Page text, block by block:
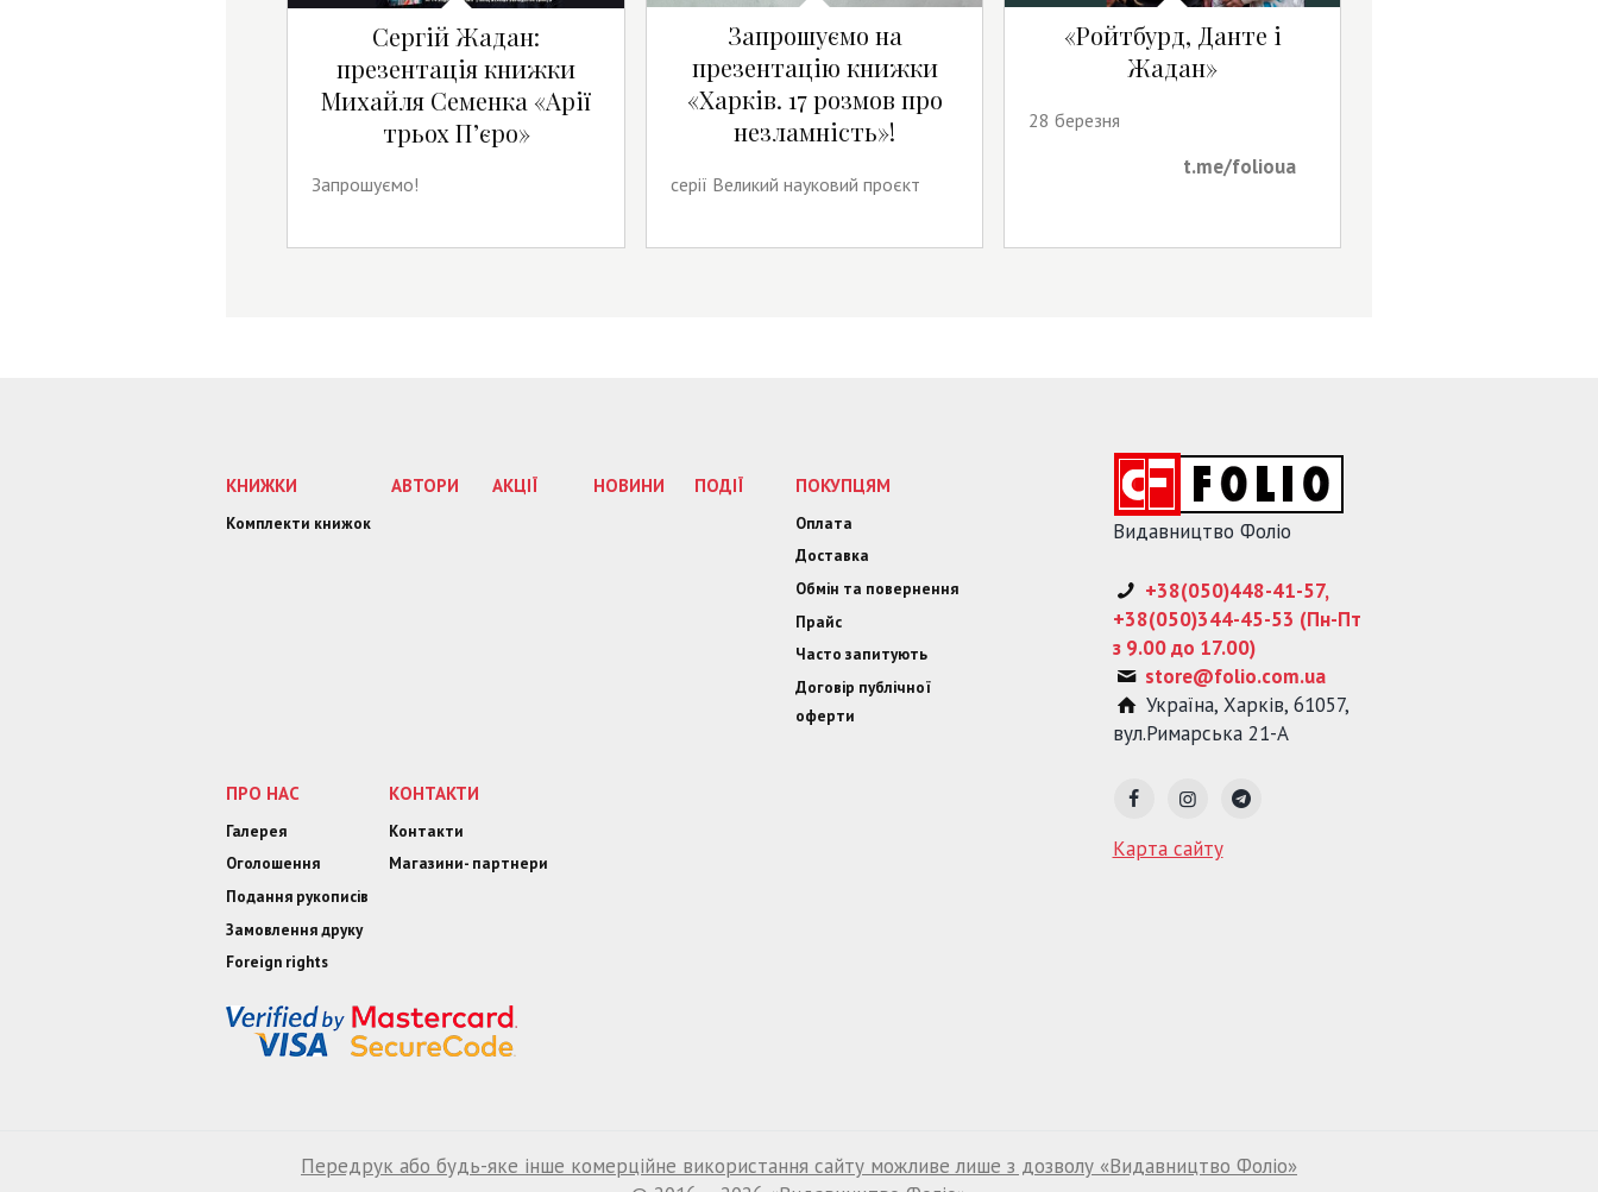
Сергій Жадан:
презентація книжки
Михайля Семенка «Арії
трьох П’єро»
Запрошуємо!
Запрошуємо на
презентацію книжки
«Харків. 17 розмов про
незламність»!
серії Великий науковий проєкт
«Ройтбурд, Данте і
Жадан»
28 березня
t.me/folioua
КНИЖКИ
Комплекти книжок
АВТОРИ АКЦІЇ НОВИНИ ПОДІЇ ПОКУПЦЯМ
Оплата
Доставка
Обмін та повернення
Прайс
Часто запитують
Договір публічної
оферти
ПРО НАС
Галерея
Оголошення
Подання рукописів
Замовлення друку
Foreign rights
КОНТАКТИ
Контакти
Магазини- партнери
Видавництво Фоліо
+38(050)448-41-57,
+38(050)344-45-53 (Пн-Пт
з 9.00 до 17.00)
store@folio.com.ua
Україна,Харків,61057,
вул.Римарська 21-А
Карта сайту
Передрук або будь-яке інше комерційне використання сайту можливе лише з дозволу «Видавництво Фоліо»